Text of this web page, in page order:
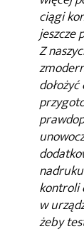
ciągi
jeszcze
Z
kontroli
w
żeby